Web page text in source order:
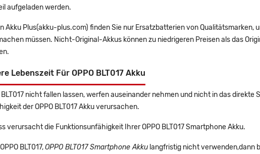
aufgeladen werden.
Akku Plus(akku-plus.com) finden Sie nur Ersatzbatterien von
müssen. Nicht-Original-Akkus können zu niedrigeren Preisen als das
Lebenszeit Für OPPO BLT017 Akku
BLT017 nicht fallen lassen, werfen auseinander nehmen und nicht in das direkte
der OPPO BLT017 Akku verursachen.
verursacht die Funktionsunfähigkeit Ihrer OPPO BLT017 Smartphone Akku.
BLT017,OPPO BLT017 Smartphone Akku langfristig nicht verwenden,dann